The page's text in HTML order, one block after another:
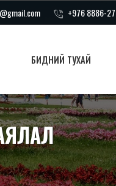
+976 8886-
БИДНИЙ ТУХАЙ